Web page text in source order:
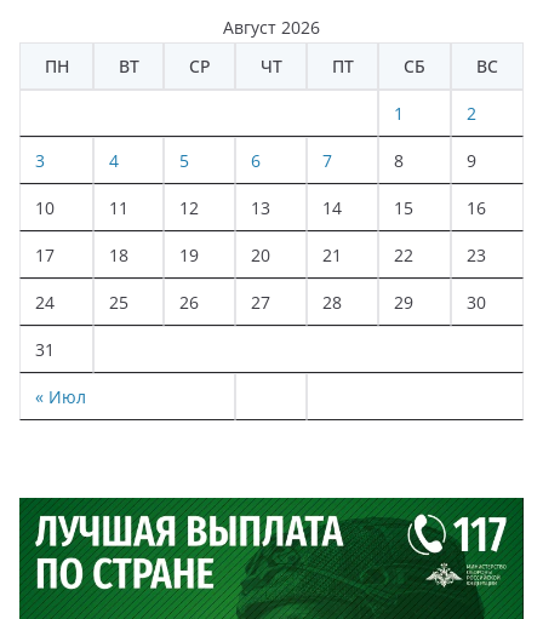
Август 2026
ПН
ВТ СР ЧТ ПТ СБ ВС
« Июл
1 2
3 4 5 6 7 8 9
10 11 12 13 14 15 16
17 18 19 20 21 22 23
24 25 26 27 28 29 30
31